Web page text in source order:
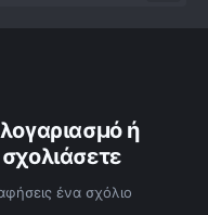
ή
ένα σχόλιο